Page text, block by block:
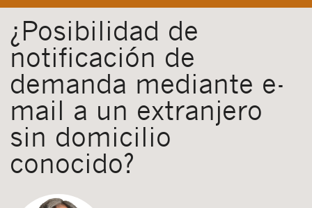
¿Posibilidad de
notificación de
demanda mediante e-
mail a un extranjero
sin domicilio
conocido?